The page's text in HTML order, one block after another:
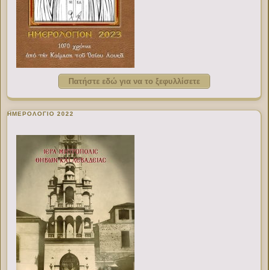
Πατήστε εδώ για να το ξεφυλλίσετε
ΗΜΕΡΟΛΟΓΙΟ 2022